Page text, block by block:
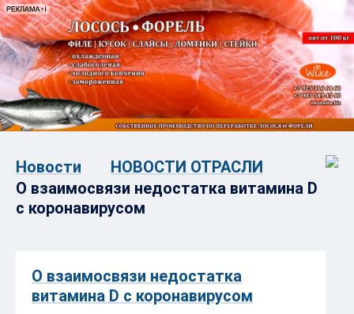
Новости
НОВОСТИ ОТРАСЛИ
О взаимосвязи недостатка витамина D
с коронавирусом
О взаимосвязи недостатка
витамина D с коронавирусом